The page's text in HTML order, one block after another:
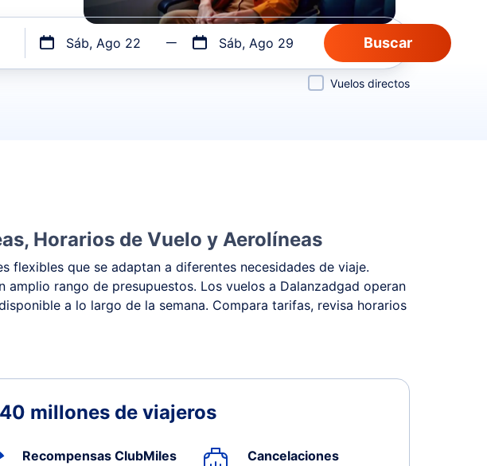
Sáb, Ago 22 Sáb, Ago 29
Vuelos directos
Horarios de Vuelo y Aerolíneas
flexibles que se adaptan a diferentes necesidades de viaje.
rango de presupuestos. Los vuelos a Dalanzadgad operan
a lo largo de la semana. Compara tarifas, revisa horarios
millones de viajeros
Recompensas ClubMiles
Cancelaciones